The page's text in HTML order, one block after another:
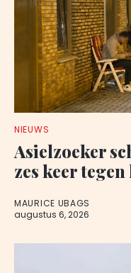
NIEUWS
Asielzoeker
zes keer
MAURICE UBAGS
augustus 6, 2026